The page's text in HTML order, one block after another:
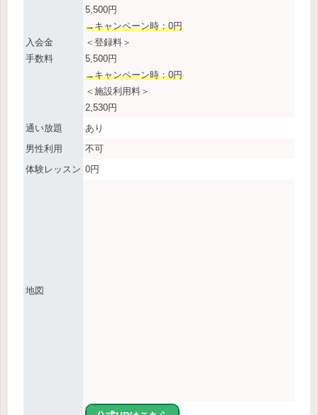
入会金
手数料
5,500円
→キャンペーン時：0円
＜登録料＞
5,500円
→キャンペーン時：0円
＜施設利用料＞
2,530円
通い放題
あり
男性利用
不可
体験レッスン 0円
地図